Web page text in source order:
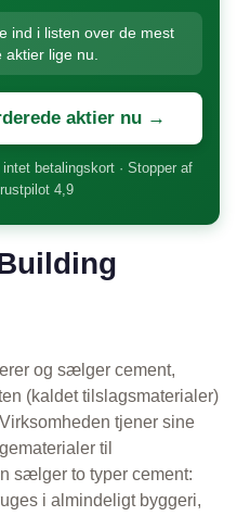
ind i listen over de mest
aktier lige nu.
aktier nu →
betalingskort · Stopper af
4,9
og sælger cement,
(kaldet tilslagsmaterialer)
tjener sine
til
sælger to typer cement:
i almindeligt byggeri,